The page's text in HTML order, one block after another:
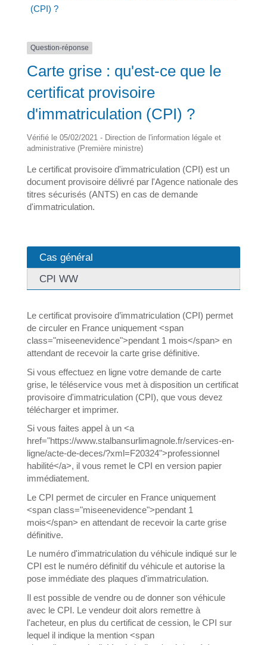
(CPI) ?
Question-réponse
Carte grise : qu'est-ce que le
certificat provisoire
d'immatriculation (CPI) ?
Vérifié le 05/02/2021 - Direction de l'information légale et
administrative (Première ministre)
Le certificat provisoire d'immatriculation (CPI) est un
document provisoire délivré par l'Agence nationale des
titres sécurisés (ANTS) en cas de demande
d'immatriculation.
Cas général
CPI WW
Le certificat provisoire d’immatriculation (CPI) permet
de circuler en France uniquement <span
class="miseenevidence">pendant 1 mois</span> en
attendant de recevoir la carte grise définitive.
Si vous effectuez en ligne votre demande de carte
grise, le téléservice vous met à disposition un certificat
provisoire d'immatriculation (CPI), que vous devez
télécharger et imprimer.
Si vous faites appel à un <a
href="https://www.stalbansurlimagnole.fr/services-en-
ligne/acte-de-deces/?xml=F20324">professionnel
habilité</a>, il vous remet le CPI en version papier
immédiatement.
Le CPI permet de circuler en France uniquement
<span class="miseenevidence">pendant 1
mois</span> en attendant de recevoir la carte grise
définitive.
Le numéro d'immatriculation du véhicule indiqué sur le
CPI est le numéro définitif du véhicule et autorise la
pose immédiate des plaques d'immatriculation.
Il est possible de vendre ou de donner son véhicule
avec le CPI. Le vendeur doit alors remettre à
l'acheteur, en plus du certificat de cession, le CPI sur
lequel il indique la mention <span